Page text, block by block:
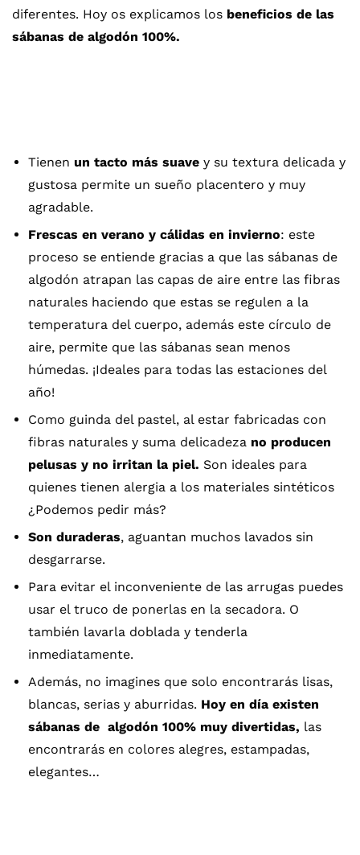
diferentes. Hoy os explicamos los beneficios de las
sábanas de algodón 100%.
Tienen un tacto más suave y su textura delicada y
gustosa permite un sueño placentero y muy
agradable.
Frescas en verano y cálidas en invierno: este
proceso se entiende gracias a que las sábanas de
algodón atrapan las capas de aire entre las fibras
naturales haciendo que estas se regulen a la
temperatura del cuerpo, además este círculo de
aire, permite que las sábanas sean menos
húmedas. ¡Ideales para todas las estaciones del
año!
Como guinda del pastel, al estar fabricadas con
fibras naturales y suma delicadeza no producen
pelusas y no irritan la piel. Son ideales para
quienes tienen alergia a los materiales sintéticos
¿Podemos pedir más?
Son duraderas, aguantan muchos lavados sin
desgarrarse.
Para evitar el inconveniente de las arrugas puedes
usar el truco de ponerlas en la secadora. O
también lavarla doblada y tenderla
inmediatamente.
Además, no imagines que solo encontrarás lisas,
blancas, serias y aburridas. Hoy en día existen
sábanas de algodón 100% muy divertidas, las
encontrarás en colores alegres, estampadas,
elegantes…